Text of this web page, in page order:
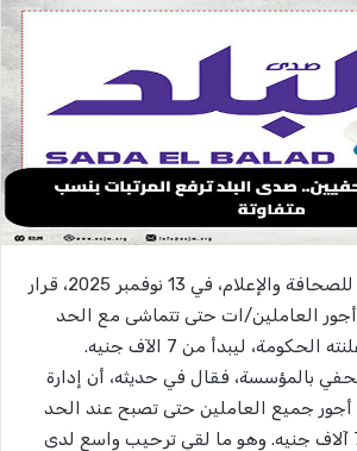
وثق المرصد المصري للصحافة والإعلام، في 13 نوفمبر 2025، قرار
أجور العاملين/ات حتى تتماشى مع الحد
ليبدأ من 7 الآف جنيه.
بالمؤسسة، فقال في حديثه، أن إدارة
جميع العاملين حتى تصبح عند الحد
الأدنى للأجور، وقدره 7 آلاف جنيه. وهو ما لقي ترحيب واسع لدى